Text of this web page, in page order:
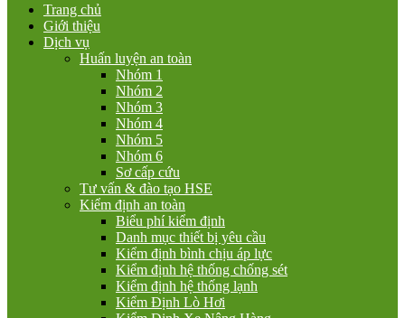
Trang chủ
Giới thiệu
Dịch vụ
Huấn luyện an toàn
Nhóm 1
Nhóm 2
Nhóm 3
Nhóm 4
Nhóm 5
Nhóm 6
Sơ cấp cứu
Tư vấn & đào tạo HSE
Kiểm định an toàn
Biểu phí kiểm định
Danh mục thiết bị yêu cầu
Kiểm định bình chịu áp lực
Kiểm định hệ thống chống sét
Kiểm định hệ thống lạnh
Kiểm Định Lò Hơi